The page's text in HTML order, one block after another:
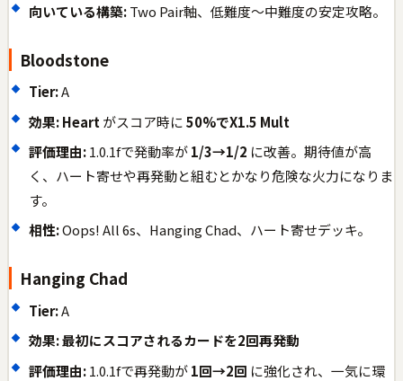
向いている構築:Two Pair軸、低難度〜中難度の安定攻略。
Bloodstone
Tier:A
効果:Heart がスコア時に50%でX1.5 Mult
評価理由:1.0.1fで発動率が1/3→1/2 に改善。期待値が高
く、ハート寄せや再発動と組むとかなり危険な火力になりま
す。
相性:Oops! All 6s、Hanging Chad、ハート寄せデッキ。
Hanging Chad
Tier:A
効果:最初にスコアされるカードを2回再発動
評価理由:1.0.1fで再発動が1回→2回 に強化され、一気に環